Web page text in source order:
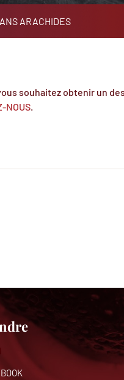
ARACHIDES
souhaitez obtenir un
NOUS.